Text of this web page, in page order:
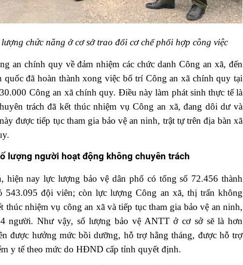
chức năng ở cơ sở trao đổi cơ chế phối hợp công việc
an chính quy về đảm nhiệm các chức danh Công an xã, đến
quốc đã hoàn thành xong việc bố trí Công an xã chính quy tại
Công an xã chính quy. Điều này làm phát sinh thực tế là
trách đã kết thúc nhiệm vụ Công an xã, đang dôi dư và
được tiếp tục tham gia bảo vệ an ninh, trật tự trên địa bàn xã
lượng người hoạt động không chuyên trách
hiện nay lực lượng bảo vệ dân phố có tổng số 72.456 thành
543.095 đội viên; còn lực lượng Công an xã, thị trấn không
thúc nhiệm vụ công an xã và tiếp tục tham gia bảo vệ an ninh,
người. Như vậy, số lượng bảo vệ ANTT ở cơ sở sẽ là hơn
được hưởng mức bồi dưỡng, hỗ trợ hằng tháng, được hỗ trợ
y tế theo mức do HĐND cấp tỉnh quyết định.